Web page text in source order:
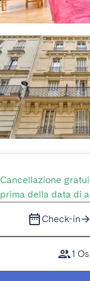
Cancellazione
prima della data di
Check-in
1